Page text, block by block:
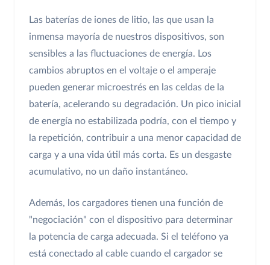
Las baterías de iones de litio, las que usan la
inmensa mayoría de nuestros dispositivos, son
sensibles a las fluctuaciones de energía. Los
cambios abruptos en el voltaje o el amperaje
pueden generar microestrés en las celdas de la
batería, acelerando su degradación. Un pico inicial
de energía no estabilizada podría, con el tiempo y
la repetición, contribuir a una menor capacidad de
carga y a una vida útil más corta. Es un desgaste
acumulativo, no un daño instantáneo.
Además, los cargadores tienen una función de
"negociación" con el dispositivo para determinar
la potencia de carga adecuada. Si el teléfono ya
está conectado al cable cuando el cargador se